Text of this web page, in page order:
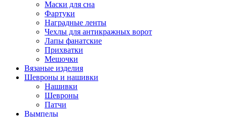
Маски для сна
Фартуки
Наградные ленты
Чехлы для антикражных ворот
Лапы фанатские
Прихватки
Мешочки
Вязаные изделия
Шевроны и нашивки
Нашивки
Шевроны
Патчи
Вымпелы